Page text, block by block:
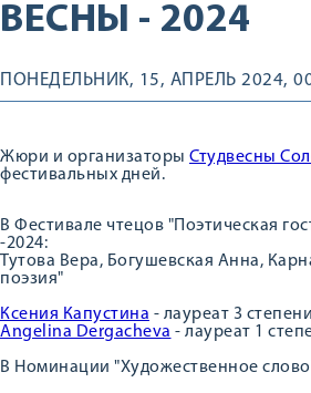
ВЕСНЫ - 2024
ПОНЕДЕЛЬНИК, 15, АПРЕЛЬ 2024,
Жюри и организаторы Студвесны
фестивальных дней.
В Фестивале чтецов "Поэтическая
-2024:
Тутова Вера, Богушевская Анна,
поэзия"
Ксения Капустина - лауреат 3
Angelina Dergacheva - лауреат 1
В Номинации "Художественное